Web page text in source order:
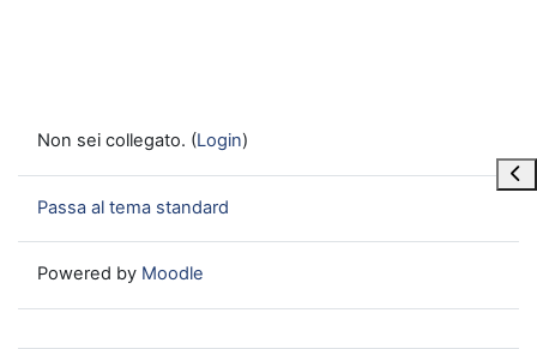
Non sei collegato. (Login)
Passa al tema standard
Powered by Moodle